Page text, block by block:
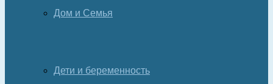
Дом и Семья
Дети и беременность